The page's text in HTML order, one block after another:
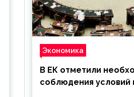
Экономика
В ЕК отметили
соблюдения условий